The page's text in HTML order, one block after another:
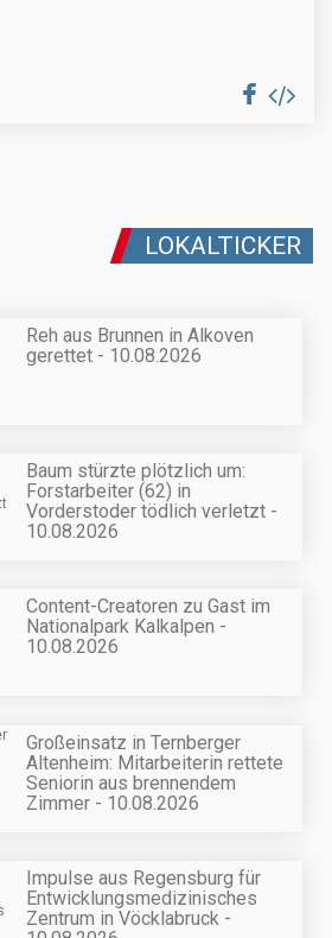
LOKALTICKER
Reh aus Brunnen in Alkoven
gerettet - 10.08.2026
Baum stürzte plötzlich um:
Forstarbeiter (62) in
Vorderstoder tödlich verletzt -
10.08.2026
Content-Creatoren zu Gast im
Nationalpark Kalkalpen -
10.08.2026
Großeinsatz in Ternberger
Altenheim: Mitarbeiterin rettete
Seniorin aus brennendem
Zimmer - 10.08.2026
Impulse aus Regensburg für
Entwicklungsmedizinisches
Zentrum in Vöcklabruck -